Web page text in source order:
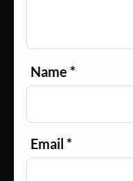
Name *
Email *